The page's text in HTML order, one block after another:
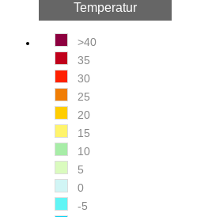
Temperatur
>40
35
30
25
20
15
10
5
0
-5